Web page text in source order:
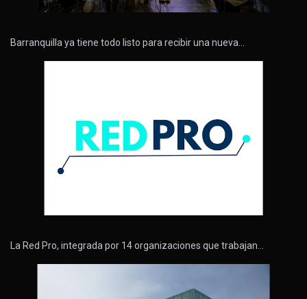
Barranquilla ya tiene todo listo para recibir una nueva…
La Red Pro, integrada por 14 organizaciones que trabajan…